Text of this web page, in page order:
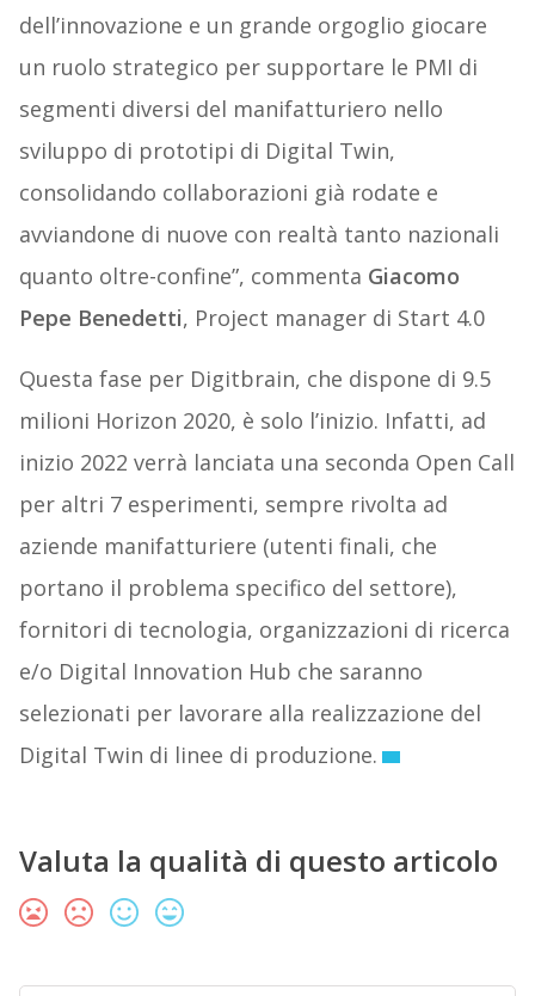
dell’innovazione e un grande orgoglio giocare
un ruolo strategico per supportare le PMI di
segmenti diversi del manifatturiero nello
sviluppo di prototipi di Digital Twin,
consolidando collaborazioni già rodate e
avviandone di nuove con realtà tanto nazionali
quanto oltre-confine”, commenta Giacomo
Pepe Benedetti, Project manager di Start 4.0
Questa fase per Digitbrain, che dispone di 9.5
milioni Horizon 2020, è solo l’inizio. Infatti, ad
inizio 2022 verrà lanciata una seconda Open Call
per altri 7 esperimenti, sempre rivolta ad
aziende manifatturiere (utenti finali, che
portano il problema specifico del settore),
fornitori di tecnologia, organizzazioni di ricerca
e/o Digital Innovation Hub che saranno
selezionati per lavorare alla realizzazione del
Digital Twin di linee di produzione.
Valuta la qualità di questo articolo